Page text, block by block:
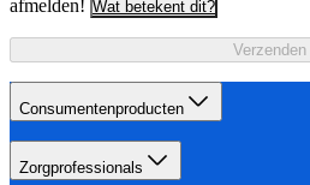
afmelden! Wat betekent dit?
Verzenden
Consumentenproducten
Zorgprofessionals